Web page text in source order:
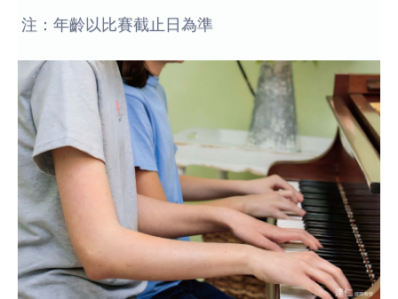
注：年齡以比賽截止日為準